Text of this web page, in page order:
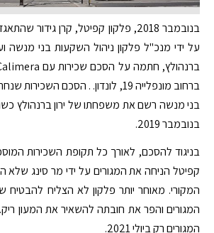
בנובמבר 2018, פלקון קפיטל, קרן גידור
על ידי מנכ"ל פלקון ניהול השקעות בני מנשה
ברחוב מונפלייה 19, לונדון. . הסכם
בנובמבר 2019.
בניגוד להסכם, לאורך כל תקופת השכירות
קפיטל הניחה את המגורים על ידי מר סינג שלא
המקורי. מאוחר יותר פלקון לא הצליח
המגורים והפר את חובתה להשאיר את המעון
המגורים רק ביולי 2021.